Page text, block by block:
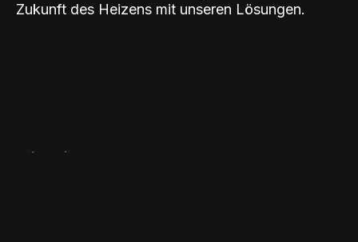
Zukunft des Heizens mit unseren Lösungen.